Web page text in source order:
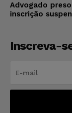
Advogado
inscrição
Inscreva-